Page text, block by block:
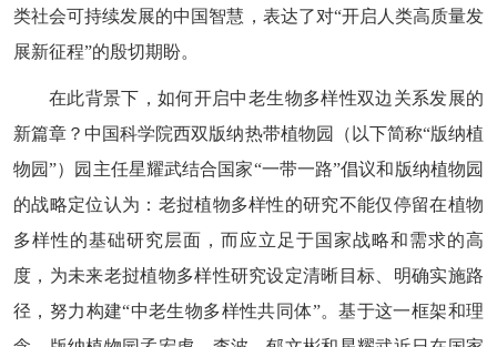
类社会可持续发展的中国智慧，表达了对“开启人类高质量发
展新征程”的殷切期盼。
在此背景下，如何开启中老生物多样性双边关系发展的
新篇章？中国科学院西双版纳热带植物园（以下简称“版纳植
物园”）园主任星耀武结合国家“一带一路”倡议和版纳植物园
的战略定位认为：老挝植物多样性的研究不能仅停留在植物
多样性的基础研究层面，而应立足于国家战略和需求的高
度，为未来老挝植物多样性研究设定清晰目标、明确实施路
径，努力构建“中老生物多样性共同体”。基于这一框架和理